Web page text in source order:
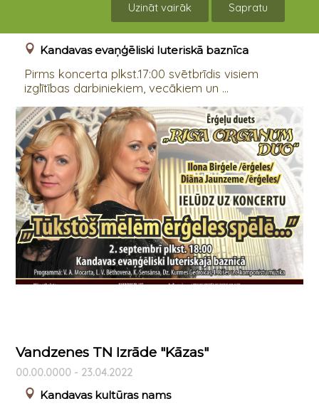
Uzināt vairāk Sapratu
Kandavas evaņģēliski luteriskā baznīca
Pirms koncerta plkst.17:00 svētbrīdis visiem
izglītības darbiniekiem, vecākiem un ...
Vandzenes TN Izrāde "Kāzas"
00.00.0000 - 23.04.2022
Kandavas kultūras nams